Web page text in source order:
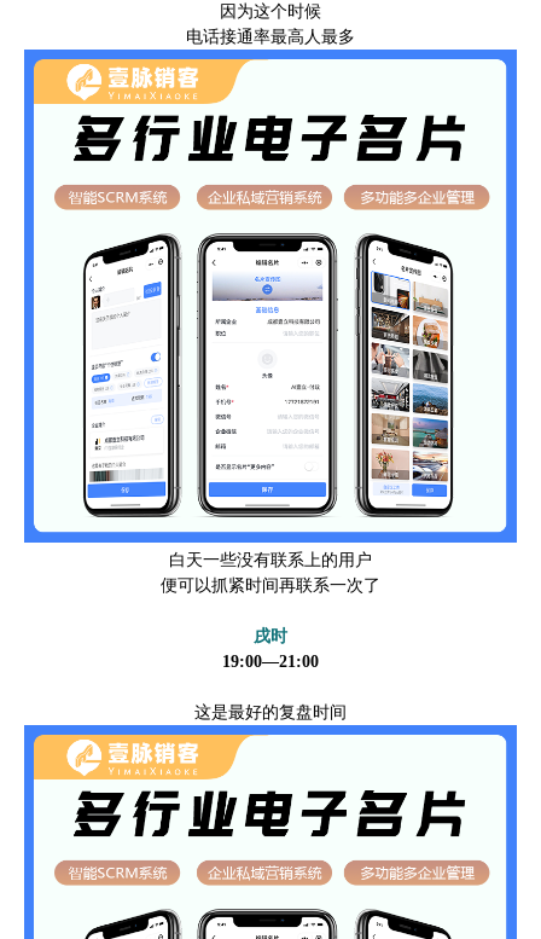
因为这个时候
电话接通率最高人最多
白天一些没有联系上的用户
便可以抓紧时间再联系一次了
戌时
19:00—21:00
这是最好的复盘时间